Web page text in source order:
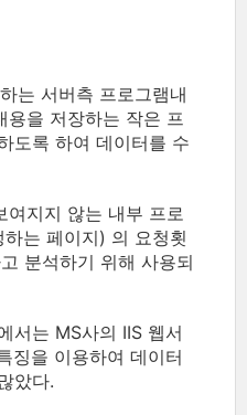
는 서버측 프로그램내
용을 저장하는 작은 프
도록 하여 데이터를 수
여지지 않는 내부 프로
는 페이지) 의 요청횟
분석하기 위해 사용되
서는 MS사의 IIS 웹서
징을 이용하여 데이터
았다.